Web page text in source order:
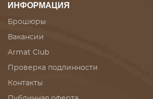
ИНФОРМАЦИЯ
Брошюры
Вакансии
Armat Club
Проверка подлинности
Контакты